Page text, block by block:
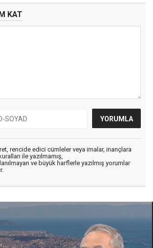
KAT
rencide edici cümleler veya imalar, inançlara
ile yazılmamış,
ve büyük harflerle yazılmış yorumlar